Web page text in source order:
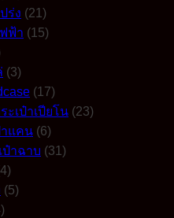
ร่ง (21)
ฟ้า (15)
(3)
(17)
ะเป๋าเปียโน (23)
าแคน (6)
ป๋าฉาบ (31)
(5)